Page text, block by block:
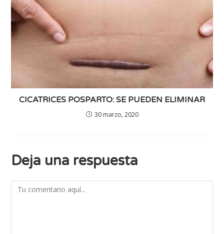
CICATRICES POSPARTO: SE PUEDEN ELIMINAR
30 marzo, 2020
Deja una respuesta